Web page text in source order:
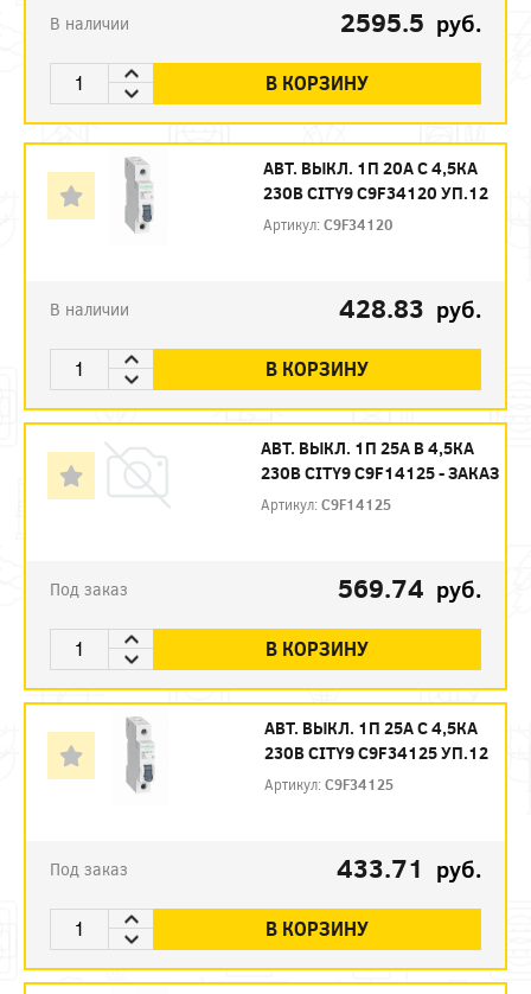
В наличии 2595.5 руб.
В КОРЗИНУ
АВТ. ВЫКЛ. 1П 20А С 4,5КА
230В CITY9 C9F34120 УП.12
Артикул:C9F34120
В наличии 428.83 руб.
В КОРЗИНУ
АВТ. ВЫКЛ. 1П 25А B 4,5КА
230В CITY9 C9F14125 - ЗАКАЗ
Артикул:C9F14125
Под заказ 569.74 руб.
В КОРЗИНУ
АВТ. ВЫКЛ. 1П 25А С 4,5КА
230В CITY9 C9F34125 УП.12
Артикул:C9F34125
Под заказ 433.71 руб.
В КОРЗИНУ